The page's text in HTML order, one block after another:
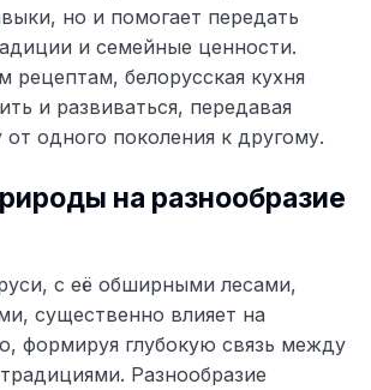
но и помогает передать
и семейные ценности.
рецептам, белорусская кухня
и развиваться, передавая
от одного поколения к другому.
на разнообразие
с её обширными лесами,
существенно влияет на
формируя глубокую связь между
Разнообразие